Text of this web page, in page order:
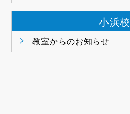
小浜校
教室からのお知らせ